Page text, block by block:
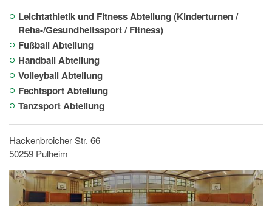
Leichtathletik und Fitness Abteilung (Kinderturnen /
Reha-/Gesundheitssport / Fitness)
Fußball Abteilung
Handball Abteilung
Volleyball Abteilung
Fechtsport Abteilung
Tanzsport Abteilung
Hackenbroicher Str. 66
50259 Pulheim